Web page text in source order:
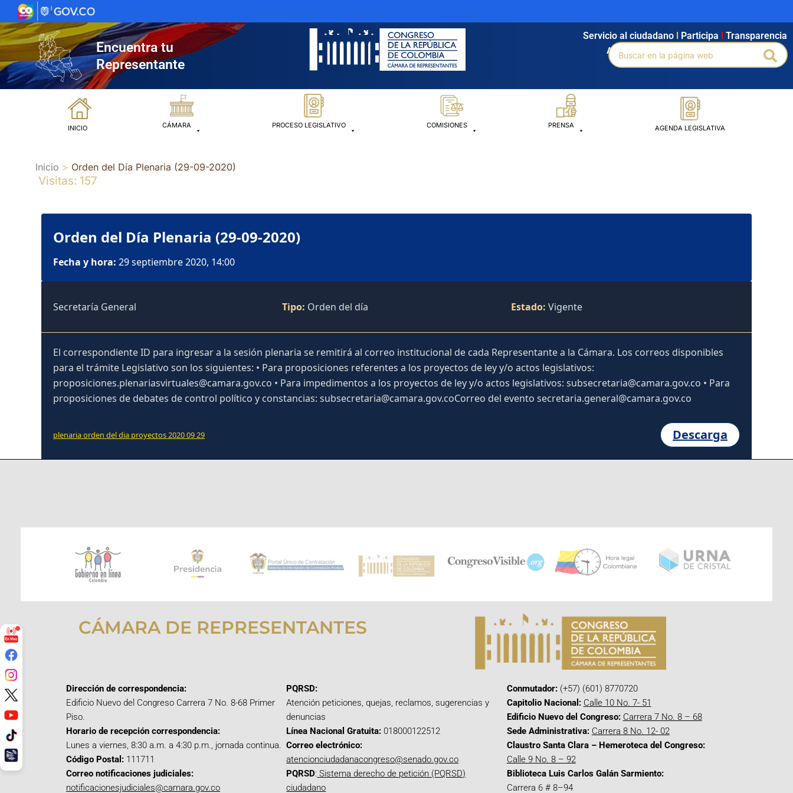
al
contenido
Encuentra tu
Representante
Agendamiento Intranet Búsqueda avanzada
Servicio al ciudadano Participa Transparencia
Buscar
por:
INICIO CÁMARA PROCESO LEGISLATIVO COMISIONES PRENSA AGENDA LEGISLATIVA
Inicio Orden del Día Plenaria (29-09-2020)
Visitas: 157
Orden del Día Plenaria (29-09-2020)
Fecha y hora: 29 septiembre 2020, 14:00
Secretaría General Tipo: Orden del día Estado: Vigente
El correspondiente ID para ingresar a la sesión plenaria se remitirá al correo institucional de cada Representante a la Cámara. Los correos disponibles
para el trámite Legislativo son los siguientes: • Para proposiciones referentes a los proyectos de ley y/o actos legislativos:
proposiciones.plenariasvirtuales@camara.gov.co • Para impedimentos a los proyectos de ley y/o actos legislativos: subsecretaria@camara.gov.co • Para
proposiciones de debates de control político y constancias: subsecretaria@camara.gov.coCorreo del evento secretaria.general@camara.gov.co
plenaria orden del dia proyectos 2020 09 29 Descarga
CÁMARA DE REPRESENTANTES
Dirección de correspondencia:
Edificio Nuevo del Congreso Carrera 7 No. 8-68 Primer
Piso.
Horario de recepción correspondencia:
Lunes a viernes, 8:30 a.m. a 4:30 p.m., jornada continua.
Código Postal: 111711
Correo notificaciones judiciales:
notificacionesjudiciales@camara.gov.co
PQRSD:
Atención peticiones, quejas, reclamos, sugerencias y
denuncias
Línea Nacional Gratuita: 018000122512
Correo electrónico:
atencionciudadanacongreso@senado.gov.co
PQRSD: Sistema derecho de petición (PQRSD)
ciudadano
Conmutador:(+57) (601) 8770720
Capitolio Nacional: Calle 10 No. 7- 51
Edificio Nuevo del Congreso: Carrera 7 No. 8 – 68
Sede Administrativa: Carrera 8 No. 12- 02
Claustro Santa Clara – Hemeroteca del Congreso:
Calle 9 No. 8 – 92
Biblioteca Luis Carlos Galán Sarmiento:
Carrera 6 # 8–94